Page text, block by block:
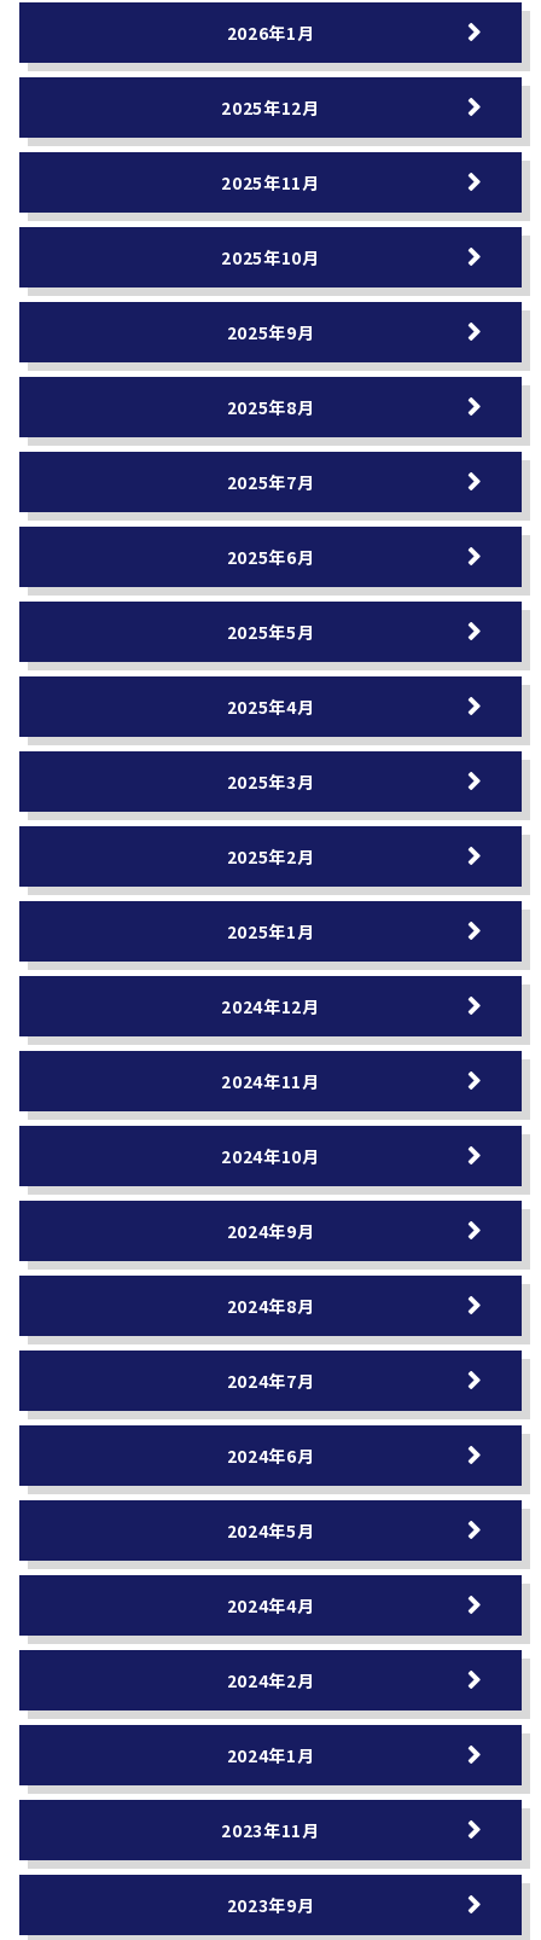
2026年1月
2025年12月
2025年11月
2025年10月
2025年9月
2025年8月
2025年7月
2025年6月
2025年5月
2025年4月
2025年3月
2025年2月
2025年1月
2024年12月
2024年11月
2024年10月
2024年9月
2024年8月
2024年7月
2024年6月
2024年5月
2024年4月
2024年2月
2024年1月
2023年11月
2023年9月